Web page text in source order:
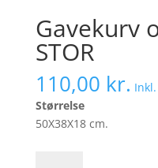
Gavekurv
STOR
110,00 kr.
Størrelse
50X38X18 cm.